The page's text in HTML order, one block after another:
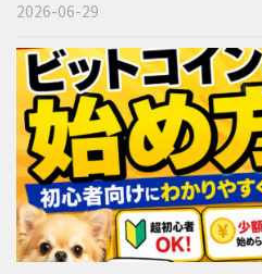
2026-06-29